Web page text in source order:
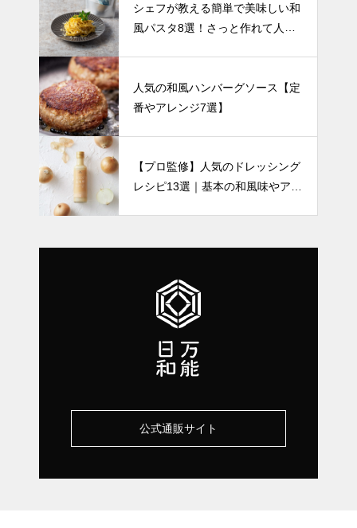
シェフが教える簡単で美味しい和
風パスタ8選！さっと作れて人気
人気の和風ハンバーグソース【定
番やアレンジ7選】
【プロ監修】人気のドレッシング
レシピ13選｜基本の和風味やアレ
公式通販サイト